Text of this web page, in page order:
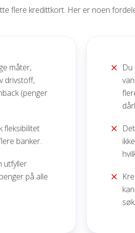
flere kredittkort. Her er noen
måter,
drivstoff,
(penger
fleksibilitet
banker.
utfyller
på alle
Du